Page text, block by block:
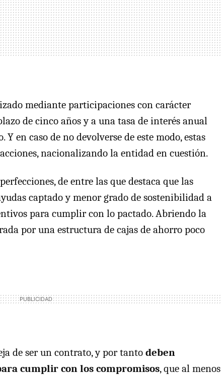
mediante participaciones con carácter
de cinco años y a una tasa de interés anual
en caso de no devolverse de este modo, estas
nacionalizando la entidad en cuestión.
de entre las que destaca que las
captado y menor grado de sostenibilidad a
para cumplir con lo pactado. Abriendo la
por una estructura de cajas de ahorro poco
de ser un contrato, y por tanto deben
cumplir con los compromisos, que al menos